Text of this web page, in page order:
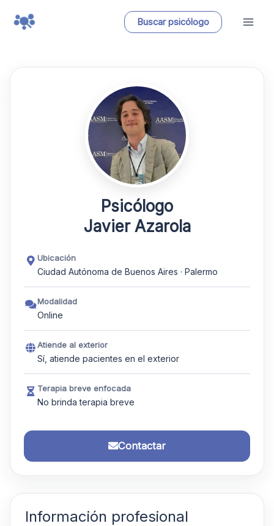
Buscar psicólogo
Psicólogo
Javier Azarola
Ubicación
Ciudad Autónoma de Buenos Aires · Palermo
Modalidad
Online
Atiende al exterior
Sí, atiende pacientes en el exterior
Terapia breve enfocada
No brinda terapia breve
Contactar
Información profesional